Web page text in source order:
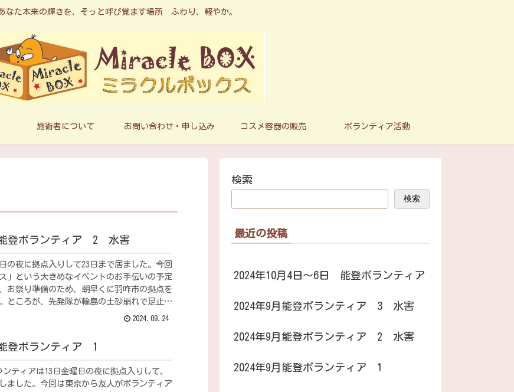
なた本来の輝きを、そっと呼び覚ます場所 ふわり、軽やか。
施術者について お問い合わせ・申し込み コスメ容器の販売 ボランティア活動
能登ボランティア 2 水害
の夜に拠点入りして23日まで居ました。今回
」という大きめなイベントのお手伝いの予定
お祭り準備のため、朝早くに羽咋市の拠点を
ところが、先発隊が輪島の土砂崩れで足止め
2024.09.24
登ボランティア 1
ティアは13日金曜日の夜に拠点入りして、
ました。今回は東京から友人がボランティア
検索
検索
最近の投稿
2024年10月4日～6日 能登ボランティア
2024年9月能登ボランティア 3 水害
2024年9月能登ボランティア 2 水害
2024年9月能登ボランティア 1